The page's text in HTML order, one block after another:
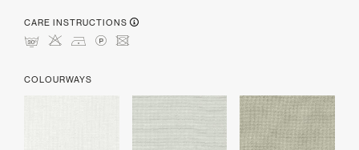
CARE INSTRUCTIONS
mHDLU
COLOURWAYS